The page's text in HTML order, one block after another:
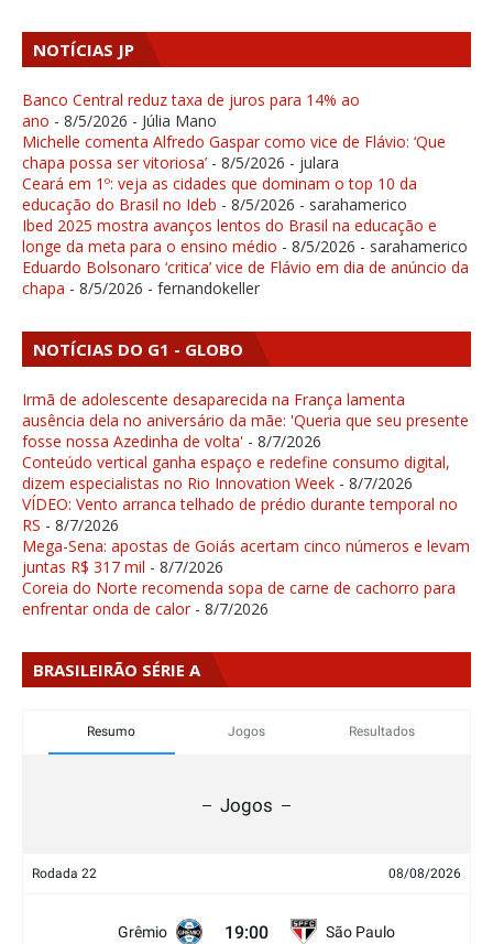
NOTÍCIAS JP
Banco Central reduz taxa de juros para 14% ao
ano - 8/5/2026 - Júlia Mano
Michelle comenta Alfredo Gaspar como vice de Flávio: ‘Que
chapa possa ser vitoriosa’ - 8/5/2026 - julara
Ceará em 1º: veja as cidades que dominam o top 10 da
educação do Brasil no Ideb - 8/5/2026 - sarahamerico
Ibed 2025 mostra avanços lentos do Brasil na educação e
longe da meta para o ensino médio - 8/5/2026 - sarahamerico
Eduardo Bolsonaro ‘critica’ vice de Flávio em dia de anúncio da
chapa - 8/5/2026 - fernandokeller
NOTÍCIAS DO G1 - GLOBO
Irmã de adolescente desaparecida na França lamenta
ausência dela no aniversário da mãe: 'Queria que seu presente
fosse nossa Azedinha de volta' - 8/7/2026
Conteúdo vertical ganha espaço e redefine consumo digital,
dizem especialistas no Rio Innovation Week - 8/7/2026
VÍDEO: Vento arranca telhado de prédio durante temporal no
RS - 8/7/2026
Mega-Sena: apostas de Goiás acertam cinco números e levam
juntas R$ 317 mil - 8/7/2026
Coreia do Norte recomenda sopa de carne de cachorro para
enfrentar onda de calor - 8/7/2026
BRASILEIRÃO SÉRIE A
Resumo Jogos Resultados
Jogos
Rodada 22 08/08/2026
Grêmio 19:00 São Paulo